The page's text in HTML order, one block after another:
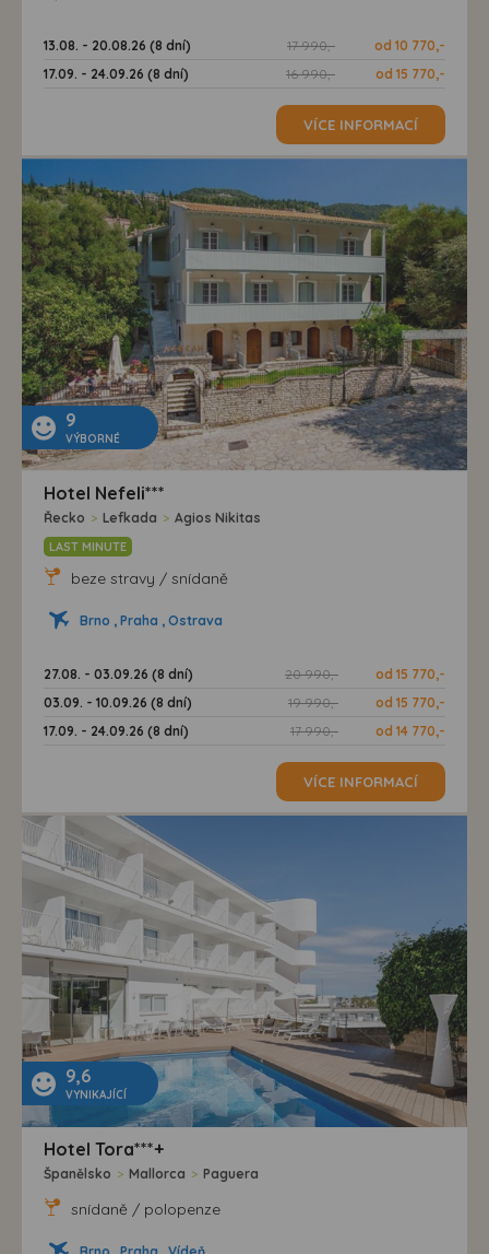
13.08. - 20.08.26 (8 dní) 17 990,-
od 10 770,-
17.09. - 24.09.26 (8 dní)
16 990,- od 15 770,-
VÍCE INFORMACÍ
9
VÝBORNÉ
Hotel Nefeli***
Řecko > Lefkada > Agios Nikitas
LAST MINUTE
beze stravy / snídaně
Brno , Praha , Ostrava
27.08. - 03.09.26 (8 dní) 20 990,-
od 15 770,-
03.09. - 10.09.26 (8 dní)
19 990,-
od 15 770,-
17.09. - 24.09.26 (8 dní)
17 990,- od 14 770,-
VÍCE INFORMACÍ
9,6
VYNIKAJÍCÍ
Hotel Tora***+
Španělsko > Mallorca > Paguera
snídaně / polopenze